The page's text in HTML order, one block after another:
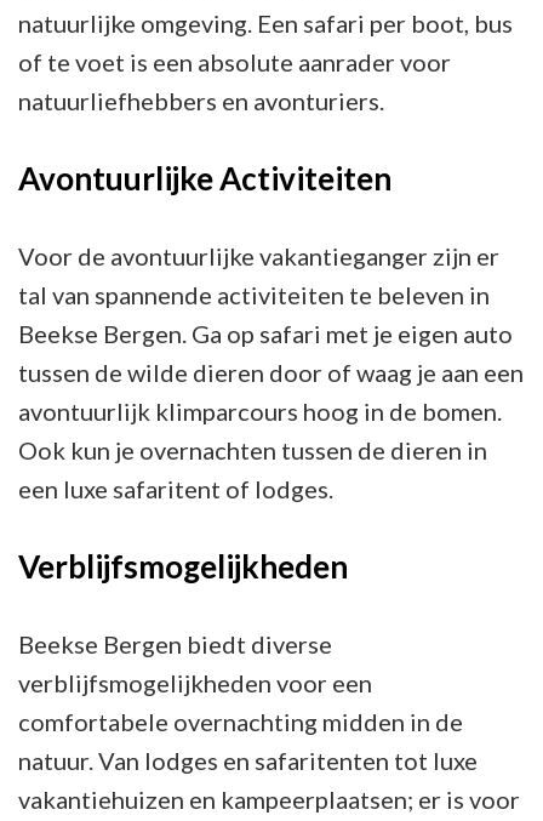
natuurlijke omgeving. Een safari per boot, bus
of te voet is een absolute aanrader voor
natuurliefhebbers en avonturiers.
Avontuurlijke Activiteiten
Voor de avontuurlijke vakantieganger zijn er
tal van spannende activiteiten te beleven in
Beekse Bergen. Ga op safari met je eigen auto
tussen de wilde dieren door of waag je aan een
avontuurlijk klimparcours hoog in de bomen.
Ook kun je overnachten tussen de dieren in
een luxe safaritent of lodges.
Verblijfsmogelijkheden
Beekse Bergen biedt diverse
verblijfsmogelijkheden voor een
comfortabele overnachting midden in de
natuur. Van lodges en safaritenten tot luxe
vakantiehuizen en kampeerplaatsen; er is voor